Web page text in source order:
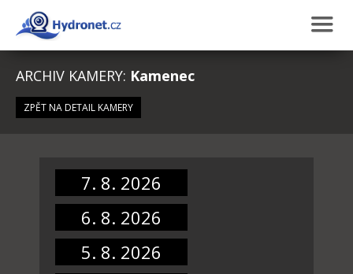
ARCHIV KAMERY: Kamenec
ZPĚT NA DETAIL KAMERY
7. 8. 2026
6. 8. 2026
5. 8. 2026